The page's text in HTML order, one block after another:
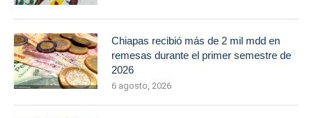
Chiapas recibió más de 2 mil mdd en
remesas durante el primer semestre de
2026
6 agosto, 2026